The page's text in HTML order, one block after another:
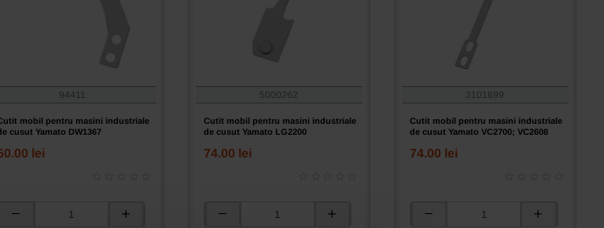
94411
mobil pentru masini industriale
cusut Yamato DW1367
lei
5000262
Cutit mobil pentru masini industriale
de cusut Yamato LG2200
74.00 lei
3101699
Cutit mobil pentru masini industriale
de cusut Yamato VC2700; VC2608
74.00 lei